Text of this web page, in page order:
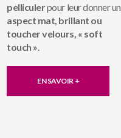
pelliculerpour leur donner un
aspect mat, brillant ou
toucher velours, « soft
touch ».
EN SAVOIR +